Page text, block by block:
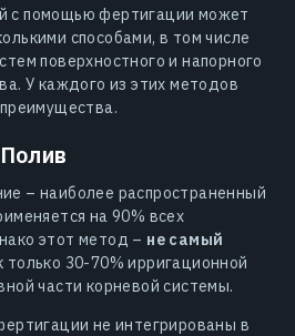
с помощью фертигации может
способами, в том числе
поверхностного и напорного
У каждого из этих методов
– наиболее распространенный
на 90% всех
этот метод – не самый
только 30-70% ирригационной
части корневой системы.
не интегрированы в